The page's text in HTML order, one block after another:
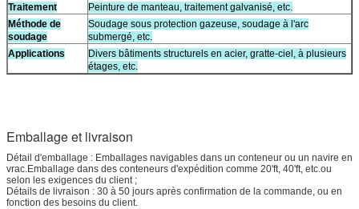
Traitement
Peinture de manteau, traitement galvanisé, etc.
Méthode de
soudage
Soudage sous protection gazeuse, soudage à l'arc
submergé, etc.
Applications
Divers bâtiments structurels en acier, gratte-ciel, à plusieurs
étages, etc.
Emballage et livraison
Détail d'emballage : Emballages navigables dans un conteneur ou un navire en
vrac.Emballage dans des conteneurs d'expédition comme 20'ft, 40'ft, etc.ou
selon les exigences du client ;
Détails de livraison : 30 à 50 jours après confirmation de la commande, ou en
fonction des besoins du client.